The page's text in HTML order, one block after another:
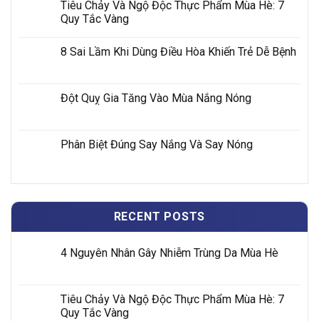
Tiêu Chảy Và Ngộ Độc Thực Phẩm Mùa Hè: 7
Quy Tắc Vàng
8 Sai Lầm Khi Dùng Điều Hòa Khiến Trẻ Dễ Bệnh
Đột Quỵ Gia Tăng Vào Mùa Nắng Nóng
Phân Biệt Đúng Say Nắng Và Say Nóng
RECENT POSTS
4 Nguyên Nhân Gây Nhiễm Trùng Da Mùa Hè
Tiêu Chảy Và Ngộ Độc Thực Phẩm Mùa Hè: 7
Quy Tắc Vàng